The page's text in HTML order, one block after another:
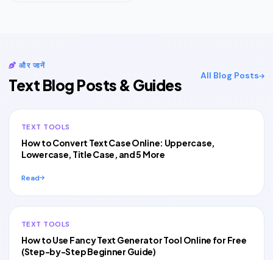
और जानें
Text Blog Posts & Guides
All Blog Posts
TEXT TOOLS
How to Convert Text Case Online: Uppercase,
Lowercase, Title Case, and 5 More
Read
TEXT TOOLS
How to Use Fancy Text Generator Tool Online for Free
(Step-by-Step Beginner Guide)